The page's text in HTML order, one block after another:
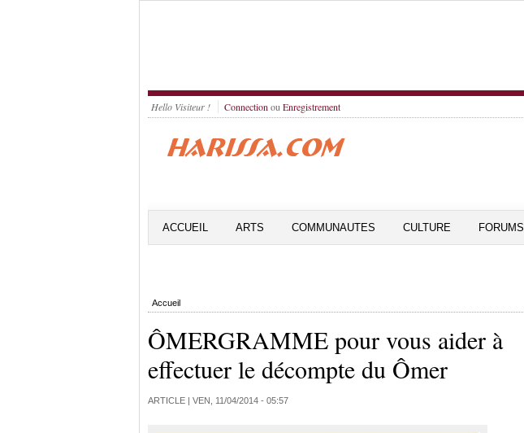
Hello Visiteur ! Connection ou Enregistrement
ACCUEIL ARTS COMMUNAUTES CULTURE FORUMS
Accueil
ÔMERGRAMME pour vous aider à
effectuer le décompte du Ômer
ARTICLE | VEN, 11/04/2014 - 05:57